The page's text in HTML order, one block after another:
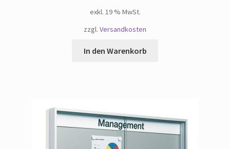
exkl. 19 % MwSt.
zzgl. Versandkosten
In den Warenkorb